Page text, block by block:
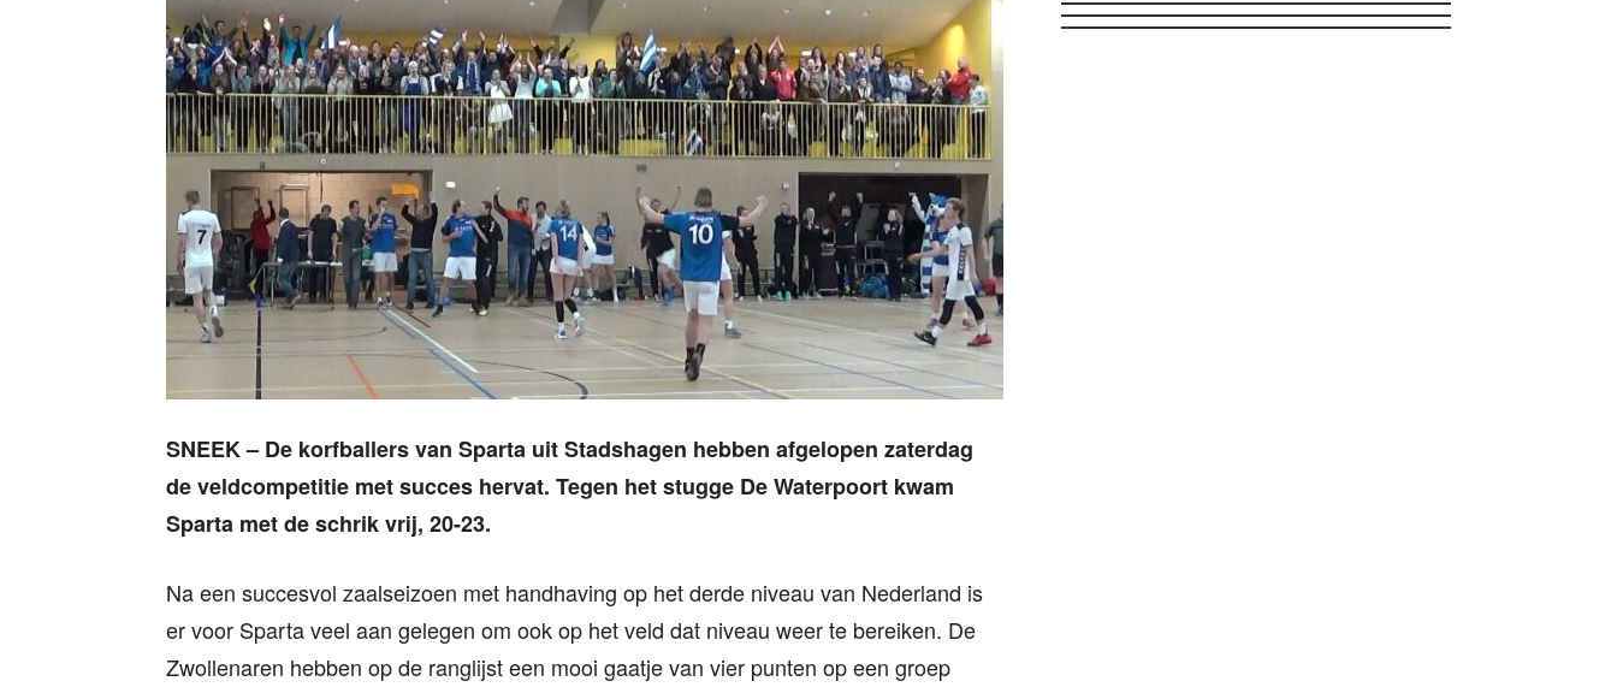
SNEEK – De korfballers van Sparta uit Stadshagen hebben afgelopen zaterdag
de veldcompetitie met succes hervat. Tegen het stugge De Waterpoort kwam
Sparta met de schrik vrij, 20-23.
Na een succesvol zaalseizoen met handhaving op het derde niveau van Nederland is
er voor Sparta veel aan gelegen om ook op het veld dat niveau weer te bereiken. De
Zwollenaren hebben op de ranglijst een mooi gaatje van vier punten op een groep